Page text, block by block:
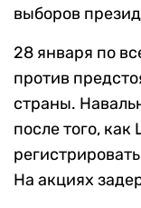
выборов
28 января по
против
страны.
после того,
На акциях